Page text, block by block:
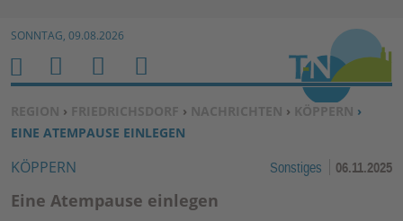
Zum Inhalt springen ↓
SONNTAG, 09.08.2026
SIE BEFINDEN SICH HIER:
REGION › FRIEDRICHSDORF › NACHRICHTEN › KÖPPERN ›
EINE ATEMPAUSE EINLEGEN
KÖPPERN Sonstiges 06.11.2025
Eine Atempause einlegen
H
O
M
E
M
E
N
U
S
U
C
N
B
E
N
Z